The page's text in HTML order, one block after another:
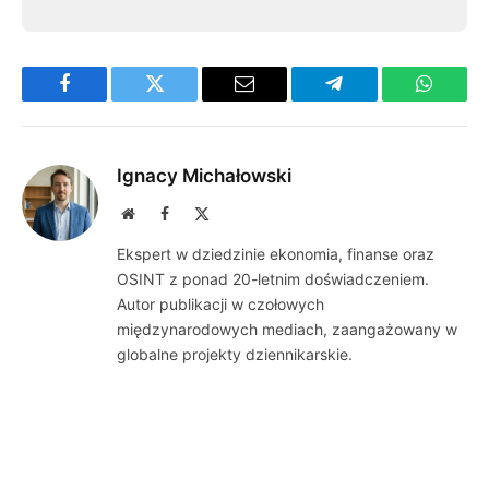
Facebook Twitter Email Telegram
Ignacy Michałowski
WebsiteFacebook
Ekspert w dziedzinie ekonomia, finanse oraz
OSINT z ponad 20-letnim doświadczeniem.
Autor publikacji w czołowych
międzynarodowych mediach, zaangażowany w
globalne projekty dziennikarskie.